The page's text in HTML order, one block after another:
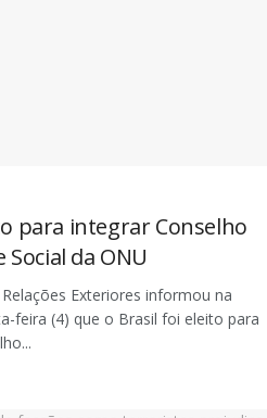
para integrar Conselho
Social da ONU
Exteriores informou na
feira (4) que o Brasil foi eleito para